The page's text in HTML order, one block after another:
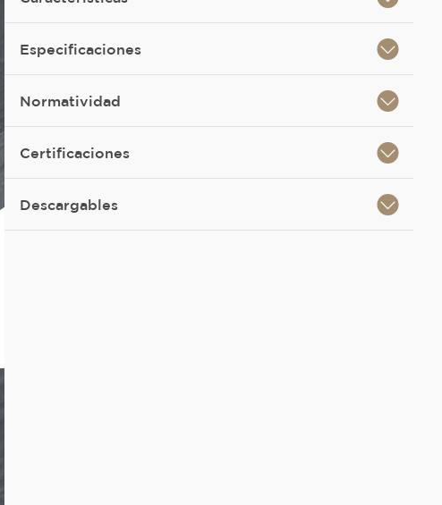
Especificaciones
Normatividad
Certificaciones
Descargables